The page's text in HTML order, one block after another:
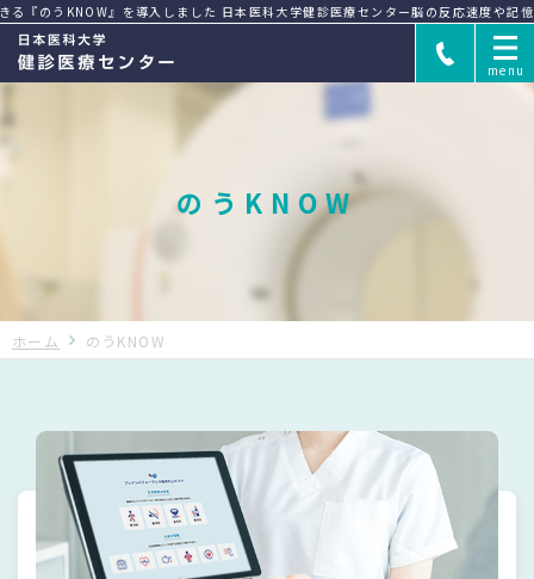
うKNOW』を導入しました 日本医科大学健診医療センター脳の反応速度や記憶力
PET検査とは
PET検査の流れ PET検査のよくある質問
のうKNOW
ホーム のうKNOW